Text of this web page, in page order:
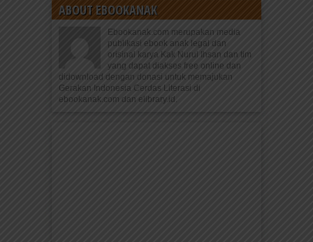
ABOUT EBOOKANAK
Ebookanak.com merupakan media
publikasi ebook anak legal dan
orisinal karya Kak Nurul Ihsan dan tim
yang dapat diakses free online dan
didownload dengan donasi untuk memajukan
Gerakan Indonesia Cerdas Literasi di
ebookanak.com dan elibrary.id.